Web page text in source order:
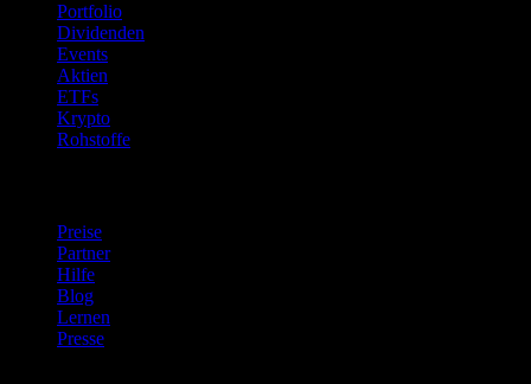
Portfolio
Dividenden
Events
Aktien
ETFs
Krypto
Rohstoffe
Preise
Partner
Hilfe
Blog
Lernen
Presse